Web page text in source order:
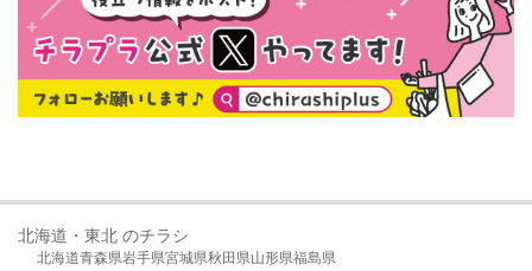
北海道・東北 のチラシ
北海道青森県岩手県宮城県秋田県山形県福島県